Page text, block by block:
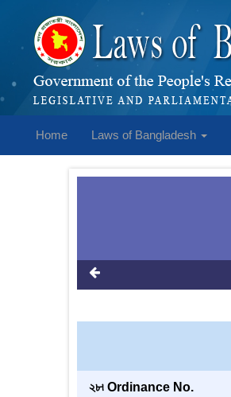
Home Laws of Bangladesh
২৮৷ Ordinance No.